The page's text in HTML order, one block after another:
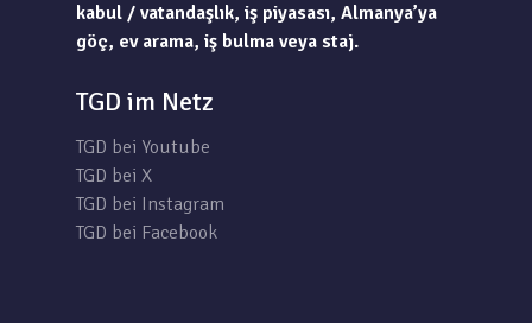
kabul / vatandaşlık, iş piyasası, Almanya’ya
göç, ev arama, iş bulma veya staj.
TGD im Netz
TGD bei Youtube
TGD bei X
TGD bei Instagram
TGD bei Facebook